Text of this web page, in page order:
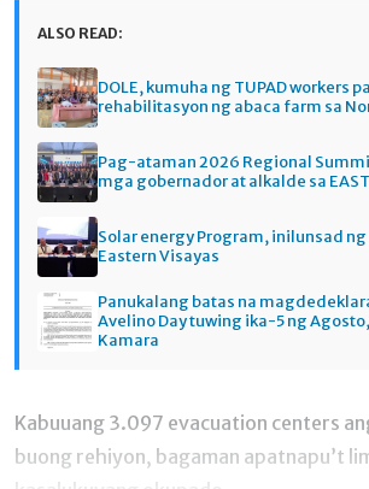
ALSO READ:
DOLE, kumuha ng TUPAD workers
rehabilitasyon ng abaca farm sa
Pag-ataman 2026 Regional
mga gobernador at alkalde sa
Solar energy Program, inilunsad ng
Eastern Visayas
Panukalang batas na
Avelino Day tuwing ika-5 ng
Kamara
Kabuuang 3.097 evacuation centers
buong rehiyon, bagaman apatnapu’t